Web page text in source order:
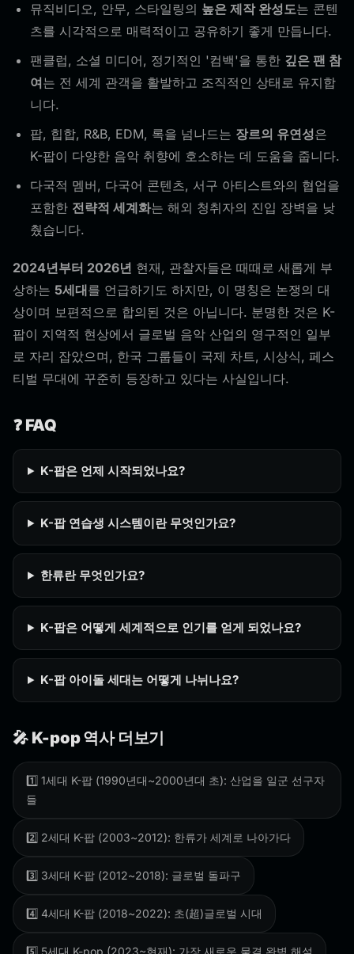
뮤직비디오, 안무, 스타일링의 높은 제작 완성도는 콘텐
츠를 시각적으로 매력적이고 공유하기 좋게 만듭니다.
팬클럽, 소셜 미디어, 정기적인 '컴백'을 통한 깊은 팬 참
여는 전 세계 관객을 활발하고 조직적인 상태로 유지합
니다.
팝, 힙합, R&B, EDM, 록을 넘나드는 장르의 유연성은
K-팝이 다양한 음악 취향에 호소하는 데 도움을 줍니다.
다국적 멤버, 다국어 콘텐츠, 서구 아티스트와의 협업을
포함한 전략적 세계화는 해외 청취자의 진입 장벽을 낮
췄습니다.
2024년부터 2026년 현재, 관찰자들은 때때로 새롭게 부
상하는 5세대를 언급하기도 하지만, 이 명칭은 논쟁의 대
상이며 보편적으로 합의된 것은 아닙니다. 분명한 것은 K-
팝이 지역적 현상에서 글로벌 음악 산업의 영구적인 일부
로 자리 잡았으며, 한국 그룹들이 국제 차트, 시상식, 페스
티벌 무대에 꾸준히 등장하고 있다는 사실입니다.
❓ FAQ
K-팝은 언제 시작되었나요?
K-팝 연습생 시스템이란 무엇인가요?
한류란 무엇인가요?
K-팝은 어떻게 세계적으로 인기를 얻게 되었나요?
K-팝 아이돌 세대는 어떻게 나뉘나요?
🎤 K-pop 역사 더보기
1️⃣ 1세대 K-팝 (1990년대~2000년대 초): 산업을 일군 선구자
들
2️⃣ 2세대 K-팝 (2003~2012): 한류가 세계로 나아가다
3️⃣ 3세대 K-팝 (2012~2018): 글로벌 돌파구
4️⃣ 4세대 K-팝 (2018~2022): 초(超)글로벌 시대
5️⃣ 5세대 K-pop (2023~현재): 가장 새로운 물결 완벽 해설